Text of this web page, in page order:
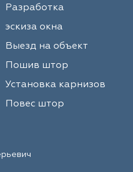
Разработка
эскиза окна
Выезд на объект
Пошив штор
Установка карнизов
Повес штор